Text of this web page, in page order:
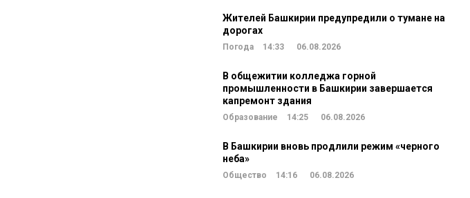
Жителей Башкирии предупредили о тумане на
дорогах
Погода 14:33 06.08.2026
В общежитии колледжа горной
промышленности в Башкирии завершается
капремонт здания
Образование 14:25 06.08.2026
В Башкирии вновь продлили режим «черного
неба»
Общество 14:16 06.08.2026